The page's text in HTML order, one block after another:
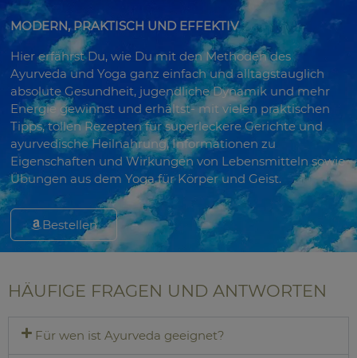
MODERN, PRAKTISCH UND EFFEKTIV
Hier erfährst Du, wie Du mit den Methoden des
Ayurveda und Yoga ganz einfach und alltagstauglich
absolute Gesundheit, jugendliche Dynamik und mehr
Energie gewinnst und erhältst- mit vielen praktischen
Tipps, tollen Rezepten für superleckere Gerichte und
ayurvedische Heilnahrung, Informationen zu
Eigenschaften und Wirkungen von Lebensmitteln sowie
Übungen aus dem Yoga für Körper und Geist.
Bestellen
HÄUFIGE FRAGEN UND ANTWORTEN
Für wen ist Ayurveda geeignet?